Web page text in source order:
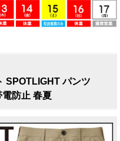
SPOTLIGHT パンツ
防止 春夏